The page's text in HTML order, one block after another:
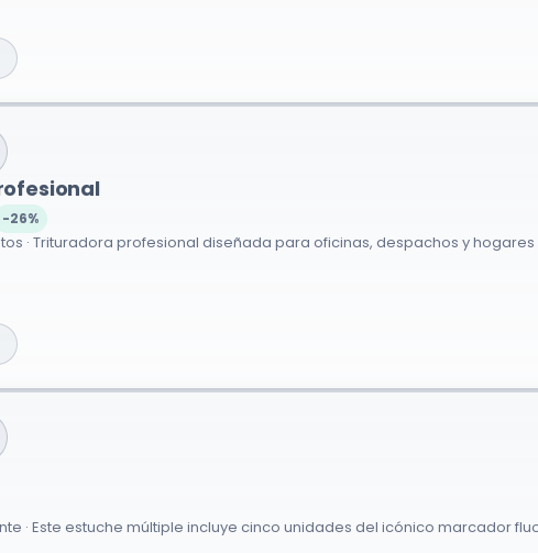
-26%
· Trituradora profesional diseñada para oficinas, despachos y
· Este estuche múltiple incluye cinco unidades del icónico marcador